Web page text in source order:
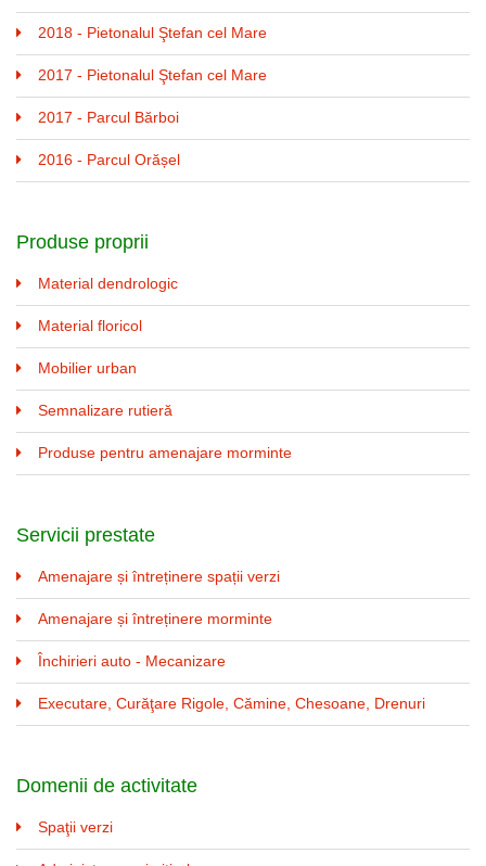
2018 - Pietonalul Ştefan cel Mare
2017 - Pietonalul Ştefan cel Mare
2017 - Parcul Bărboi
2016 - Parcul Orășel
Produse proprii
Material dendrologic
Material floricol
Mobilier urban
Semnalizare rutieră
Produse pentru amenajare morminte
Servicii prestate
Amenajare și întreținere spații verzi
Amenajare și întreținere morminte
Închirieri auto - Mecanizare
Executare, Curăţare Rigole, Cămine, Chesoane, Drenuri
Domenii de activitate
Spaţii verzi